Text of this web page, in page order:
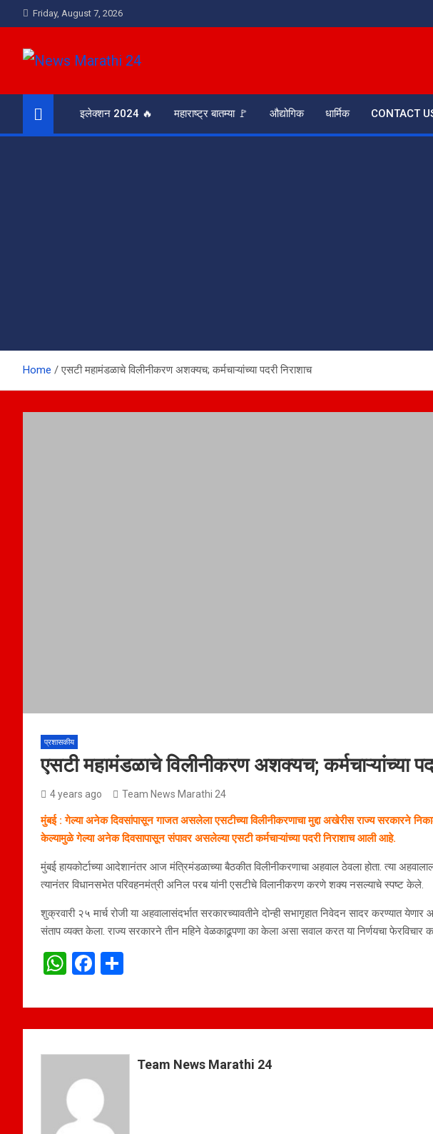
to
Friday, August 7, 2026
News Marathi 24
इलेक्शन 2024 🔥 महाराष्ट्र बातम्या 🚩 औद्योगिक धार्मिक CONTACT
Home एसटी महामंडळाचे विलीनीकरण अशक्यच; कर्मचाऱ्यांच्या पदरी निराशाच
प्रशासकीय
एसटी महामंडळाचे विलीनीकरण अशक्यच; कर्मचाऱ्यांच्या
4 years ago Team News Marathi 24
मुंबई : गेल्या अनेक दिवसांपासून गाजत असलेला एसटीच्या विलीनीकरणाचा मुद्दा अखेरीस राज्य सरकारने
केल्यामुळे गेल्या अनेक दिवसापासून संपावर असलेल्या एसटी कर्मचाऱ्यांच्या पदरी निराशाच आली आहे.
मुंबई हायकोर्टाच्या आदेशानंतर आज मंत्रिमंडळाच्या बैठकीत विलीनीकरणाचा अहवाल ठेवला होता. त्या
त्यानंतर विधानसभेत परिवहनमंत्री अनिल परब यांनी एसटीचे विलानीकरण करणे शक्य नसल्याचे स्पष्ट केले.
शुक्रवारी २५ मार्च रोजी या अहवालासंदर्भात सरकारच्यावतीने दोन्ही सभागृहात निवेदन सादर करण्यात येणार
संताप व्यक्त केला. राज्य सरकारने तीन महिने वेळकाढूपणा का केला असा सवाल करत या निर्णयचा फेरविचार
W
at
s
A
p
p
F
ce
b
o
o
k
ar
e
Team News Marathi 24